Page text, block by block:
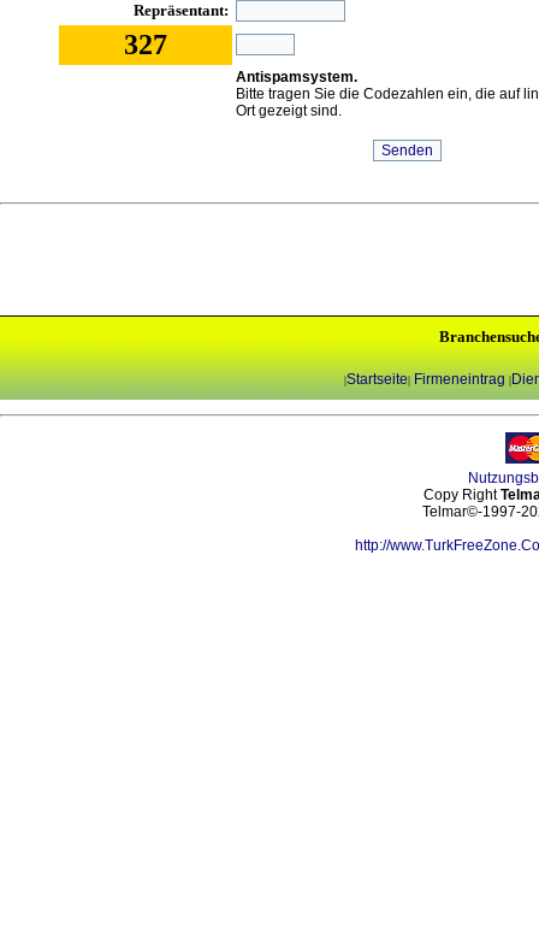
Repräsentant:
327
Antispamsystem.
Bitte tragen Sie die Codezahlen ein, die auf
Ort gezeigt sind.
|Startseite| Firmeneintrag |
Copy Right
Telmar©-1997-
http://